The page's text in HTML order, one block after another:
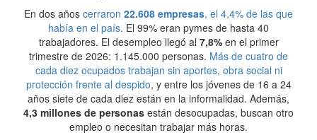
En dos años cerraron 22.608 empresas, el 4,4% de las que
había en el país. El 99% eran pymes de hasta 40
trabajadores. El desempleo llegó al 7,8%en el primer
trimestre de 2026: 1.145.000 personas. Más de cuatro de
cada diez ocupados trabajan sin aportes, obra social ni
protección frente al despido, y entre los jóvenes de 16 a 24
años siete de cada diez están en la informalidad. Además,
4,3 millones de personas están desocupadas, buscan otro
empleo o necesitan trabajar más horas.